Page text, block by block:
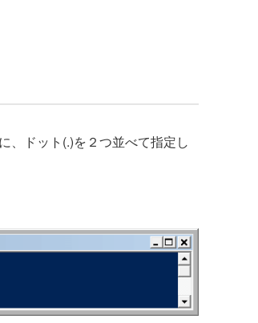
、ドット(.)を２つ並べて指定し